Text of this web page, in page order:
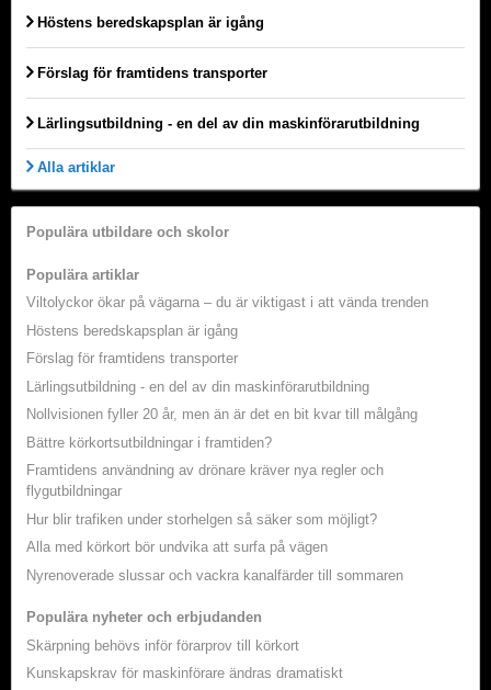
Höstens beredskapsplan är igång
Förslag för framtidens transporter
Lärlingsutbildning - en del av din maskinförarutbildning
Alla artiklar
Populära utbildare och skolor
Populära artiklar
Viltolyckor ökar på vägarna – du är viktigast i att vända trenden
Höstens beredskapsplan är igång
Förslag för framtidens transporter
Lärlingsutbildning - en del av din maskinförarutbildning
Nollvisionen fyller 20 år, men än är det en bit kvar till målgång
Bättre körkortsutbildningar i framtiden?
Framtidens användning av drönare kräver nya regler och
flygutbildningar
Hur blir trafiken under storhelgen så säker som möjligt?
Alla med körkort bör undvika att surfa på vägen
Nyrenoverade slussar och vackra kanalfärder till sommaren
Populära nyheter och erbjudanden
Skärpning behövs inför förarprov till körkort
Kunskapskrav för maskinförare ändras dramatiskt